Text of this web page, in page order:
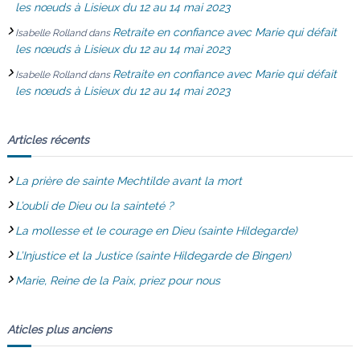
l
e
les nœuds à Lisieux du 12 au 14 mai 2023
Isabelle Rollanddans Retraite en confiance avec Marie qui défait
les nœuds à Lisieux du 12 au 14 mai 2023
Isabelle Rollanddans Retraite en confiance avec Marie qui défait
les nœuds à Lisieux du 12 au 14 mai 2023
Articles récents
La prière de sainte Mechtilde avant la mort
L’oubli de Dieu ou la sainteté ?
La mollesse et le courage en Dieu (sainte Hildegarde)
L’Injustice et la Justice (sainte Hildegarde de Bingen)
Marie, Reine de la Paix, priez pour nous
Aticles plus anciens